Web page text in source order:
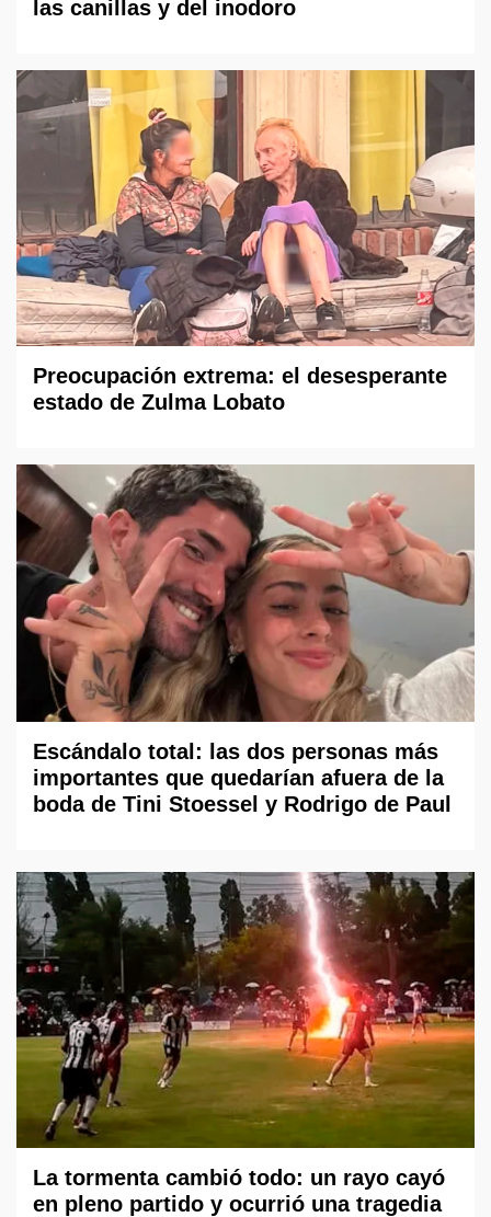
las canillas y del inodoro
Preocupación extrema: el desesperante
estado de Zulma Lobato
Escándalo total: las dos personas más
importantes que quedarían afuera de la
boda de Tini Stoessel y Rodrigo de Paul
La tormenta cambió todo: un rayo cayó
en pleno partido y ocurrió una tragedia